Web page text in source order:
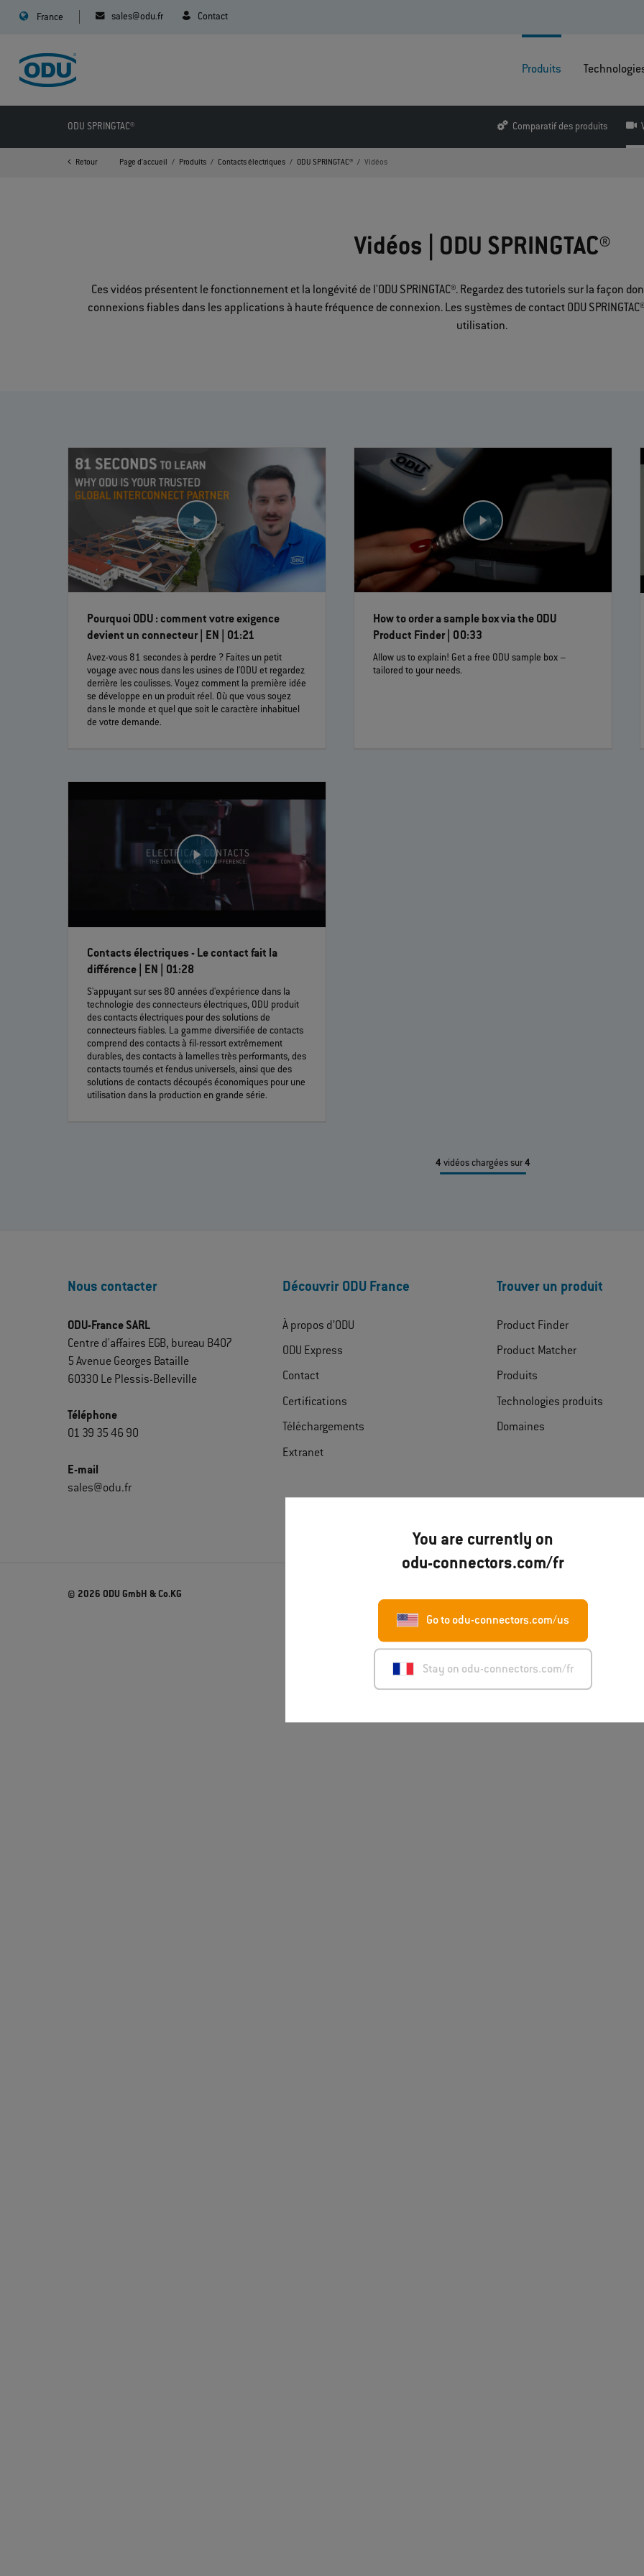
You are currently on
odu-connectors.com/fr
Go to odu-connectors.com/us
Stay on odu-connectors.com/fr
France sales@odu.fr Contact
Produits
ODU SPRINGTAC® Comparatif des produits
Retour Page d'accueil Produits Contacts électriques ODU SPRINGTAC® Vidéos
Vidéos | ODU SPRINGTAC®
Ces vidéos présentent le fonctionnement et la longévité de l'ODU SPRINGTAC®. Regardez des tutoriels sur la façon
connexions fiables dans les applications à haute fréquence de connexion. Les systèmes de contact ODU
utilisation.
Pourquoi ODU : comment votre exigence
devient un connecteur | EN | 01:21
Avez-vous 81 secondes à perdre ? Faites un petit
voyage avec nous dans les usines de l'ODU et regardez
derrière les coulisses. Voyez comment la première idée
se développe en un produit réel. Où que vous soyez
dans le monde et quel que soit le caractère inhabituel
de votre demande.
How to order a sample box via the ODU
Product Finder | 00:33
Allow us to explain! Get a free ODU sample box –
tailored to your needs.
Contacts électriques - Le contact fait la
différence | EN | 01:28
S'appuyant sur ses 80 années d'expérience dans la
technologie des connecteurs électriques, ODU produit
des contacts électriques pour des solutions de
connecteurs fiables. La gamme diversifiée de contacts
comprend des contacts à fil-ressort extrêmement
durables, des contacts à lamelles très performants, des
contacts tournés et fendus universels, ainsi que des
solutions de contacts découpés économiques pour une
utilisation dans la production en grande série.
4vidéos chargées sur 4
Nous contacter
ODU-France SARL
Centre d'affaires EGB, bureau B407
5 Avenue Georges Bataille
60330 Le Plessis-Belleville
Téléphone
01 39 35 46 90
E-mail
sales@odu.fr
Découvrir ODU France
À propos d’ODU
ODU Express
Contact
Certifications
Téléchargements
Extranet
Trouver un produit
Product Finder
Product Matcher
Produits
Technologies produits
Domaines
© 2026 ODU GmbH & Co.KG